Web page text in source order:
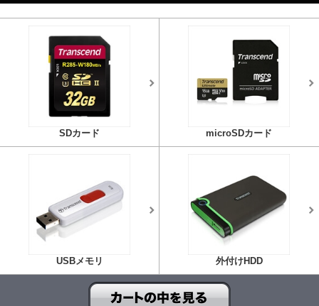
SDカード microSDカード
USBメモリ 外付けHDD